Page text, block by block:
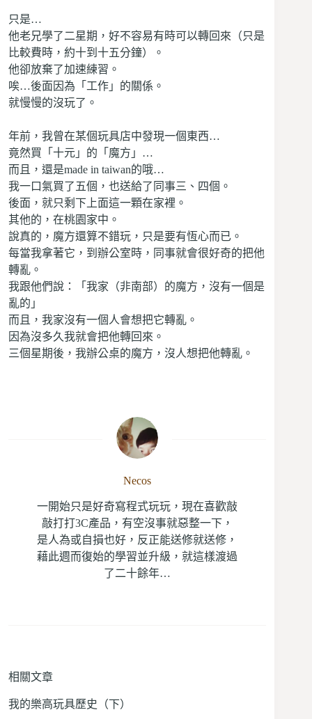
只是…
他老兄學了二星期，好不容易有時可以轉回來（只是
比較費時，約十到十五分鐘）。
他卻放棄了加速練習。
唉…後面因為「工作」的關係。
就慢慢的沒玩了。
年前，我曾在某個玩具店中發現一個東西…
竟然買「十元」的「魔方」…
而且，還是made in taiwan的哦…
我一口氣買了五個，也送給了同事三、四個。
後面，就只剩下上面這一顆在家裡。
其他的，在桃園家中。
說真的，魔方還算不錯玩，只是要有恆心而已。
每當我拿著它，到辦公室時，同事就會很好奇的把他
轉亂。
我跟他們說：「我家（非南部）的魔方，沒有一個是
亂的」
而且，我家沒有一個人會想把它轉亂。
因為沒多久我就會把他轉回來。
三個星期後，我辦公桌的魔方，沒人想把他轉亂。
Necos
一開始只是好奇寫程式玩玩，現在喜歡敲
敲打打3C產品，有空沒事就惡整一下，
是人為或自損也好，反正能送修就送修，
藉此週而復始的學習並升級，就這樣渡過
了二十餘年…
相關文章
我的樂高玩具歷史（下）